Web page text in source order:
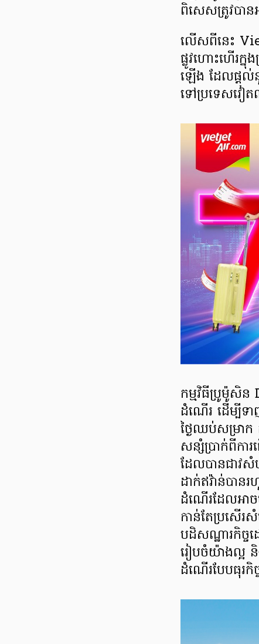
ពិសេសត្រូវបា
លើសពីនេះ
ផ្លូវហោះហើរក្
ឡើង ដែលផ្តល់នូ
ទៅប្រទេសវៀ
កម្មវិធីប្រូម៉ូសិន
ដំណើរ ដើម្បីទ
ថ្ងៃឈប់សម្រាក
សន្សំប្រាក់ពីក
ដែលបានជាវសំ
ដាក់ឥវ៉ាន់បាន
ដំណើរដែលអាច
កាន់តែប្រសើរ
បដិសណ្ឋារកិច្
រៀបចំយ៉ាងល្អ
ដំណើរបែបធុរកិច្